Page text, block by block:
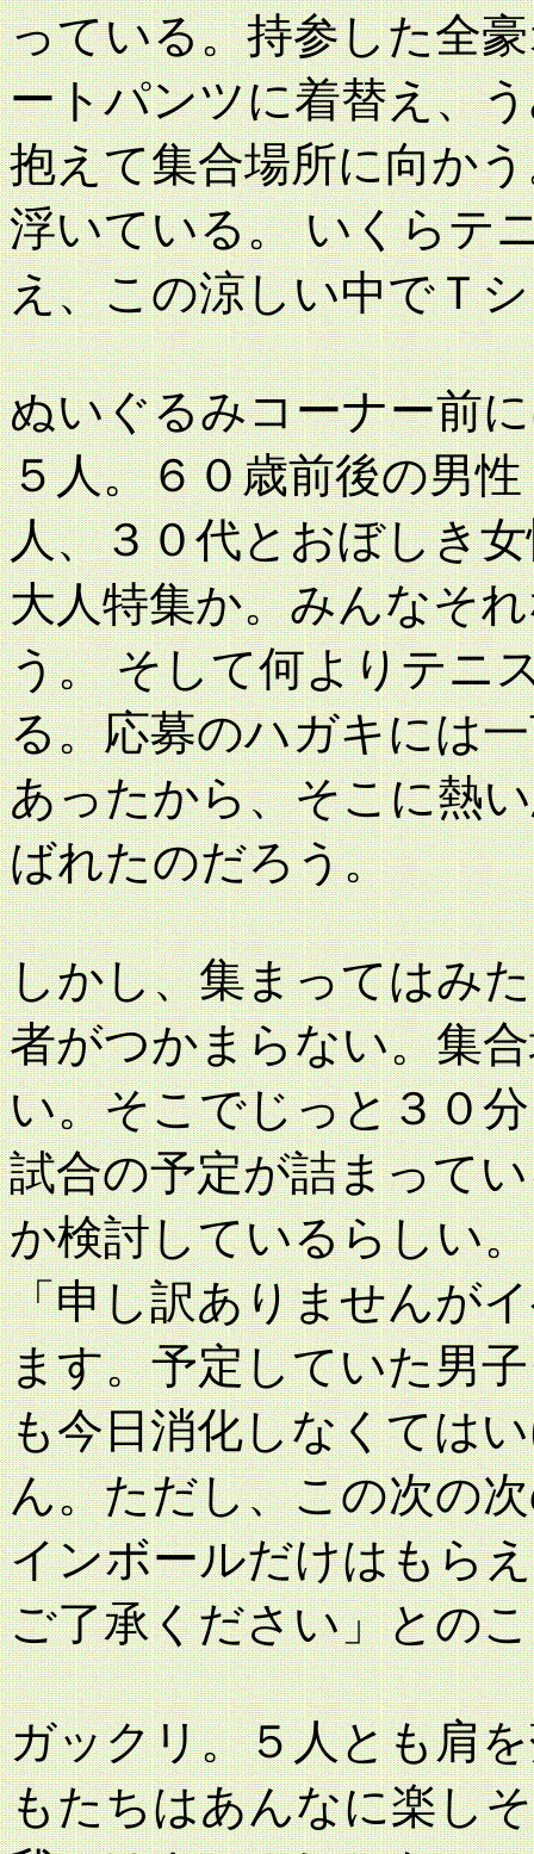
っている。持参した全
ートパンツに着替え、
抱えて集合場所に向か
浮いている。 いくらテ
え、この涼しい中でＴ
ぬいぐるみコーナー前
５人。６０歳前後の男
人、３０代とおぼしき
大人特集か。みんなそ
う。 そして何よりテニ
る。応募のハガキには
あったから、そこに熱
ばれたのだろう。
しかし、集まってはみ
者がつかまらない。集
い。そこでじっと３０
試合の予定が詰まって
か検討しているらしい
「申し訳ありませんが
ます。予定していた男
も今日消化しなくては
ん。ただし、この次の
インボールだけはもら
ご了承ください」との
ガックリ。５人とも肩
もたちはあんなに楽し